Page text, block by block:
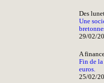
Des
Une
29/02/
A
Fin de
euros.
25/02/